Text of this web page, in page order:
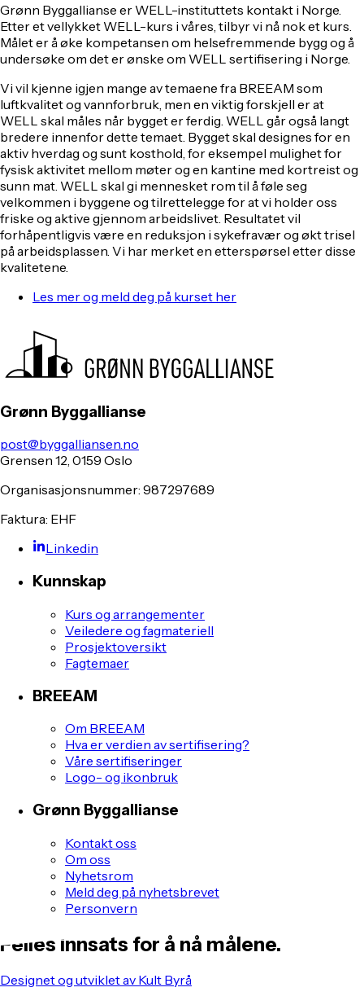
Grønn Byggallianse er WELL-instituttets kontakt i Norge.
Etter et vellykket WELL-kurs i våres, tilbyr vi nå nok et kurs.
Målet er å øke kompetansen om helsefremmende bygg og å
undersøke om det er ønske om WELL sertifisering i Norge.
Vi vil kjenne igjen mange av temaene fra BREEAM som
luftkvalitet og vannforbruk, men en viktig forskjell er at
WELL skal måles når bygget er ferdig. WELL går også langt
bredere innenfor dette temaet. Bygget skal designes for en
aktiv hverdag og sunt kosthold, for eksempel mulighet for
fysisk aktivitet mellom møter og en kantine med kortreist og
sunn mat. WELL skal gi mennesket rom til å føle seg
velkommen i byggene og tilrettelegge for at vi holder oss
friske og aktive gjennom arbeidslivet. Resultatet vil
forhåpentligvis være en reduksjon i sykefravær og økt trisel
på arbeidsplassen. Vi har merket en etterspørsel etter disse
kvalitetene.
Les mer og meld deg på kurset her
Grønn Byggallianse
post@byggalliansen.no
Grensen 12, 0159 Oslo
Organisasjonsnummer: 987297689
Faktura: EHF
Linkedin
Kunnskap
Kurs og arrangementer
Veiledere og fagmateriell
Prosjektoversikt
Fagtemaer
BREEAM
Om BREEAM
Hva er verdien av sertifisering?
Våre sertifiseringer
Logo- og ikonbruk
Grønn Byggallianse
Kontakt oss
Om oss
Nyhetsrom
Meld deg på nyhetsbrevet
Personvern
Felles innsats for å nå målene.
Designet og utviklet av Kult Byrå